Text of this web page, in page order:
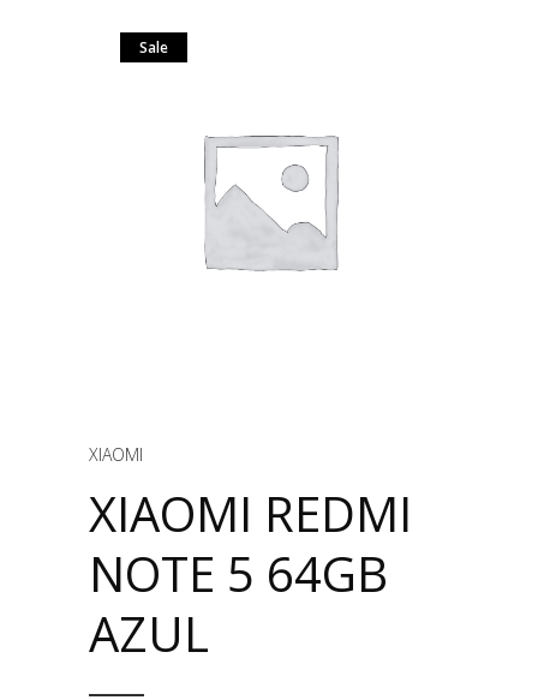
Sale
XIAOMI
XIAOMI REDMI
NOTE 5 64GB
AZUL